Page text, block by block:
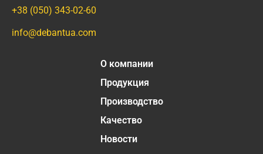
+38 (050) 343-02-60
info@debantua.com
О компании
Продукция
Производство
Качество
Новости